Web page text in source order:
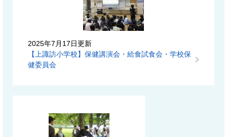
2025年7月17日更新
【上諏訪小学校】保健講演会・給食試食会・学校保
健委員会